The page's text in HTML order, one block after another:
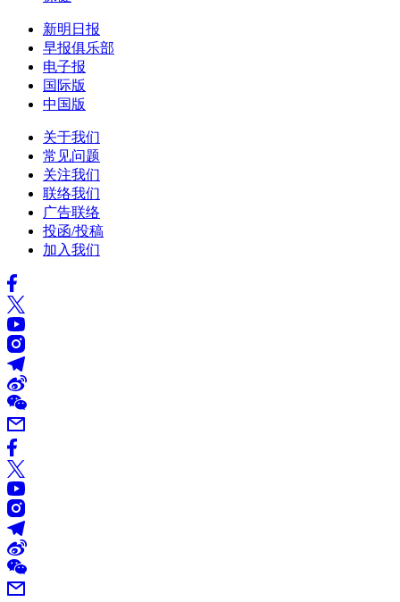
新明日报
早报俱乐部
电子报
国际版
中国版
关于我们
常见问题
关注我们
联络我们
广告联络
投函/投稿
加入我们